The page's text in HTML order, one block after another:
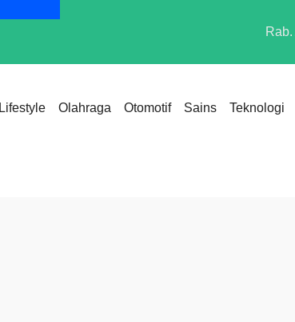
Program TJSL PLN Menjadi Harapan
Lifestyle Olahraga Otomotif Sains Teknologi